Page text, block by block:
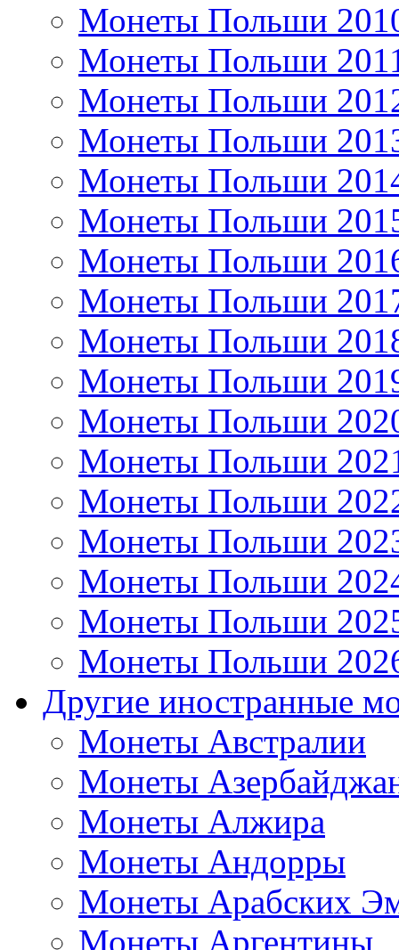
Монеты Польши
Монеты Польши
Монеты Польши
Монеты Польши
Монеты Польши
Монеты Польши
Монеты Польши
Монеты Польши
Монеты Польши
Монеты Польши
Монеты Польши
Монеты Польши
Монеты Польши
Монеты Польши
Монеты Польши
Монеты Польши
Монеты Польши
Другие иностранные
Монеты Австралии
Монеты
Монеты Алжира
Монеты Андорры
Монеты Арабских
Монеты Аргентины